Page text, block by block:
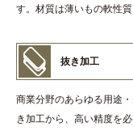
す。材質は薄いもの軟性
抜き加工
商業分野のあらゆる用途
き加工から、高い精度を